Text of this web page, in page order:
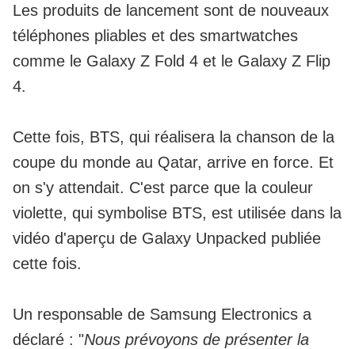
Les produits de lancement sont de nouveaux
téléphones pliables et des smartwatches
comme le Galaxy Z Fold 4 et le Galaxy Z Flip
4.
Cette fois, BTS, qui réalisera la chanson de la
coupe du monde au Qatar, arrive en force. Et
on s'y attendait. C'est parce que la couleur
violette, qui symbolise BTS, est utilisée dans la
vidéo d'aperçu de Galaxy Unpacked publiée
cette fois.
Un responsable de Samsung Electronics a
déclaré : "Nous prévoyons de présenter la